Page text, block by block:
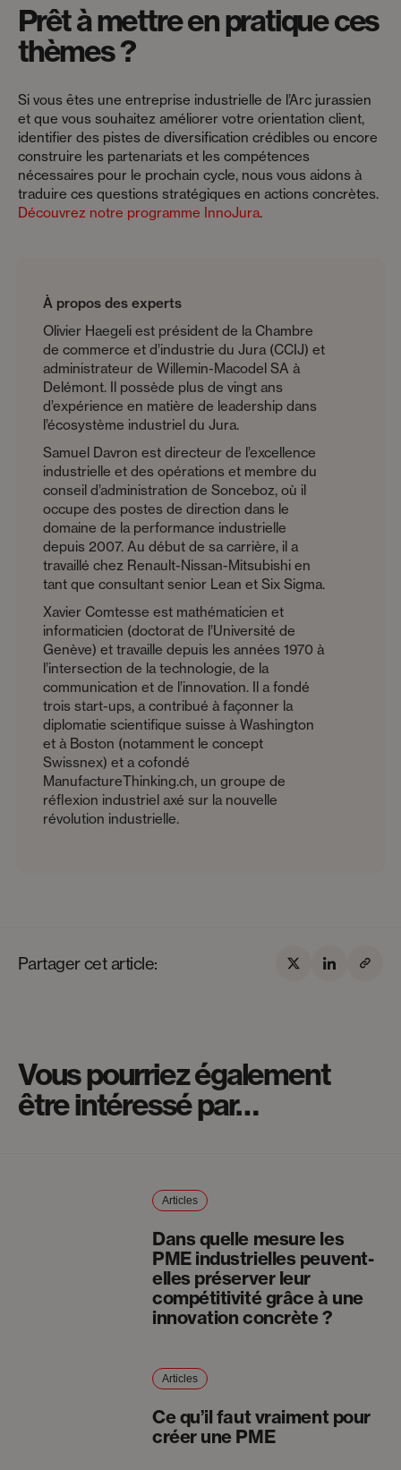
Prêt à mettre en pratique ces
thèmes ?
Si vous êtes une entreprise industrielle de l’Arc jurassien
et que vous souhaitez améliorer votre orientation client,
identifier des pistes de diversification crédibles ou encore
construire les partenariats et les compétences
nécessaires pour le prochain cycle, nous vous aidons à
traduire ces questions stratégiques en actions concrètes.
Découvrez notre programme InnoJura.
À propos des experts
Olivier Haegeli est président de la Chambre
de commerce et d’industrie du Jura (CCIJ) et
administrateur de Willemin-Macodel SA à
Delémont. Il possède plus de vingt ans
d’expérience en matière de leadership dans
l’écosystème industriel du Jura.
Samuel Davron est directeur de l’excellence
industrielle et des opérations et membre du
conseil d’administration de Sonceboz, où il
occupe des postes de direction dans le
domaine de la performance industrielle
depuis 2007. Au début de sa carrière, il a
travaillé chez Renault-Nissan-Mitsubishi en
tant que consultant senior Lean et Six Sigma.
Xavier Comtesse est mathématicien et
informaticien (doctorat de l’Université de
Genève) et travaille depuis les années 1970 à
l’intersection de la technologie, de la
communication et de l’innovation. Il a fondé
trois start-ups, a contribué à façonner la
diplomatie scientifique suisse à Washington
et à Boston (notamment le concept
Swissnex) et a cofondé
ManufactureThinking.ch, un groupe de
réflexion industriel axé sur la nouvelle
révolution industrielle.
Partager cet article:
Vous pourriez également
être intéressé par…
Articles
Dans quelle mesure les
PME industrielles peuvent-
elles préserver leur
compétitivité grâce à une
innovation concrète ?
Articles
Ce qu’il faut vraiment pour
créer une PME